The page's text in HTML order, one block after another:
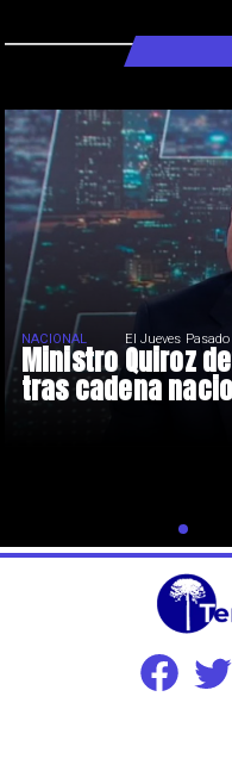
Ministro Quiroz
tras cadena
NACIONAL El Jueves